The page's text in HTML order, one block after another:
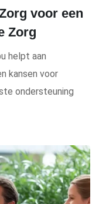
voor een
Zorg
helpt aan
kansen voor
ondersteuning